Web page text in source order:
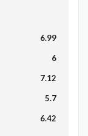
6.99
6
7.12
5.7
6.42